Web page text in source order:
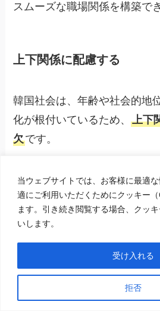
当ウェブサイトでは、お客様に最適
適にご利用いただくためにクッキー
ます。引き続き閲覧する場合、クッ
いします。
拒否
受け入れる
スムーズな職場関係を構築で
上下関係に配慮する
韓国社会は、年齢や社会的地
化が根付いているため、上下
欠です。
相手の年齢によって言葉遣い
同じ程度の役職であっても、
意を表すのが一般的とされて
以下のような行為は失礼にあ
良いでしょう。